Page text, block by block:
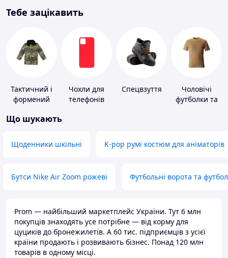
Тебе зацікавить
Тактичний і
формений
Чохли для
телефонів
Спецвзуття
Чоловічі
футболки та
Що шукають
Щоденники шкільні K-pop румі костюм для аніматорів
Бутси Nike Air Zoom рожеві Футбольні ворота та
Prom — найбільший маркетплейс України. Тут 6 млн
покупців знаходять усе потрібне — від корму для
цуциків до бронежилетів. А 60 тис. підприємців з усієї
країни продають і розвивають бізнес. Понад 120 млн
товарів в одному місці.